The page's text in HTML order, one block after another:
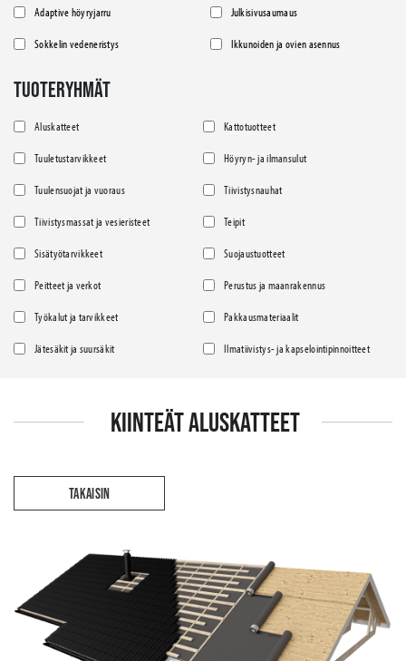
Adaptive höyryjarru Julkisivusaumaus
Sokkelin vedeneristys Ikkunoiden ja ovien asennus
TUOTERYHMÄT
Aluskatteet Kattotuotteet
Tuuletustarvikkeet Höyryn- ja ilmansulut
Tuulensuojat ja vuoraus Tiivistysnauhat
Tiivistysmassat ja vesieristeet Teipit
Sisätyötarvikkeet Suojaustuotteet
Peitteet ja verkot Perustus ja maanrakennus
Työkalut ja tarvikkeet Pakkausmateriaalit
Jätesäkit ja suursäkit Ilmatiivistys- ja kapselointipinnoitteet
KIINTEÄT ALUSKATTEET
TAKAISIN